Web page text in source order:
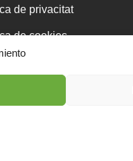
de privacitat
de cookies